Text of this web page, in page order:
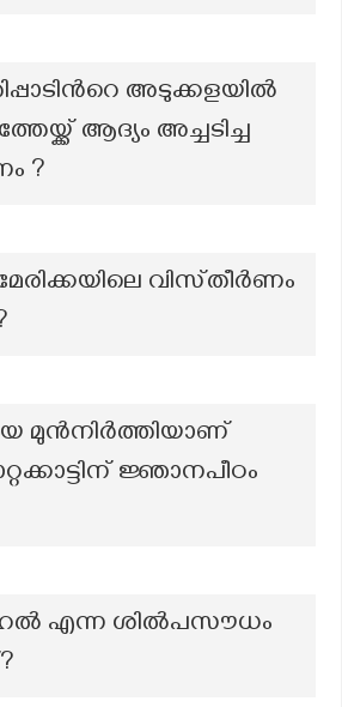
അടുക്കളയിൽ
ആദ്യം അച്ചടിച്ച
?
വിസ്‌തീർണം
മുൻനിർത്തിയാണ്
ജ്ഞാനപീഠം
എന്ന ശിൽപസൗധം